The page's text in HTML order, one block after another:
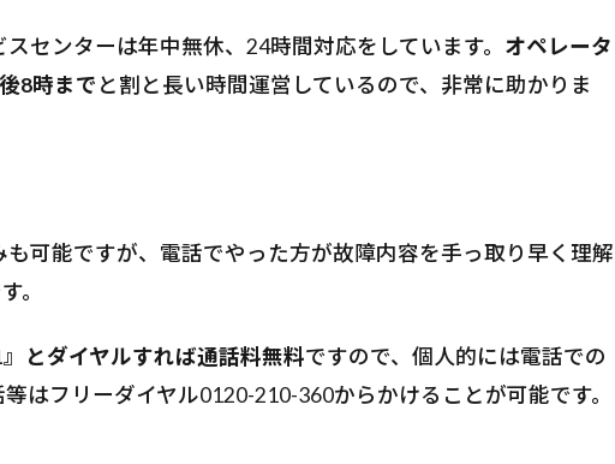
センターは年中無休、24時間対応をしています。 オペレータ
8時まで と割と長い時間運営しているので、非常に助かりま
可能ですが、電話でやった方が故障内容を手っ取り早く理解
。
とダイヤルすれば通話料無料ですので、個人的には電話での
はフリーダイヤル0120-210-360からかけることが可能です。